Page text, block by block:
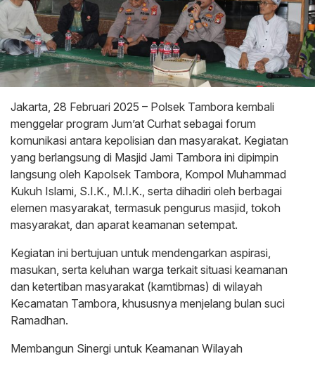
Jakarta, 28 Februari 2025 – Polsek Tambora kembali
menggelar program Jum’at Curhat sebagai forum
komunikasi antara kepolisian dan masyarakat. Kegiatan
yang berlangsung di Masjid Jami Tambora ini dipimpin
langsung oleh Kapolsek Tambora, Kompol Muhammad
Kukuh Islami, S.I.K., M.I.K., serta dihadiri oleh berbagai
elemen masyarakat, termasuk pengurus masjid, tokoh
masyarakat, dan aparat keamanan setempat.
Kegiatan ini bertujuan untuk mendengarkan aspirasi,
masukan, serta keluhan warga terkait situasi keamanan
dan ketertiban masyarakat (kamtibmas) di wilayah
Kecamatan Tambora, khususnya menjelang bulan suci
Ramadhan.
Membangun Sinergi untuk Keamanan Wilayah